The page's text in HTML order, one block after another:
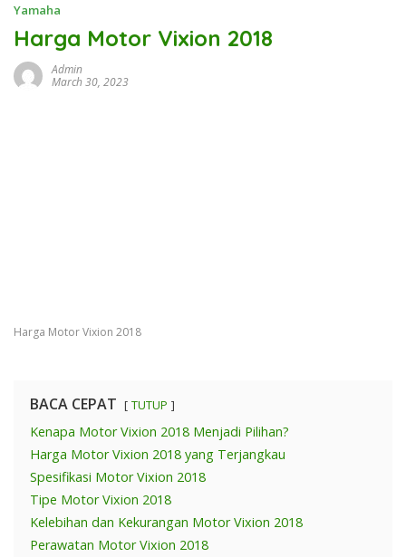
Yamaha
Harga Motor Vixion 2018
Admin
March 30, 2023
Harga Motor Vixion 2018
BACA CEPAT TUTUP
Kenapa Motor Vixion 2018 Menjadi Pilihan?
Harga Motor Vixion 2018 yang Terjangkau
Spesifikasi Motor Vixion 2018
Tipe Motor Vixion 2018
Kelebihan dan Kekurangan Motor Vixion 2018
Perawatan Motor Vixion 2018